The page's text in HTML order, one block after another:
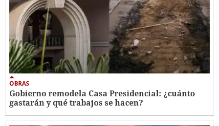
OBRAS
Gobierno remodela Casa Presidencial: ¿cuánto
gastarán y qué trabajos se hacen?